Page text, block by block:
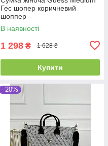
Гес шопер коричневий
шоппер
В наявності
1 298 ₴ 1 628 ₴
Купити
–20%